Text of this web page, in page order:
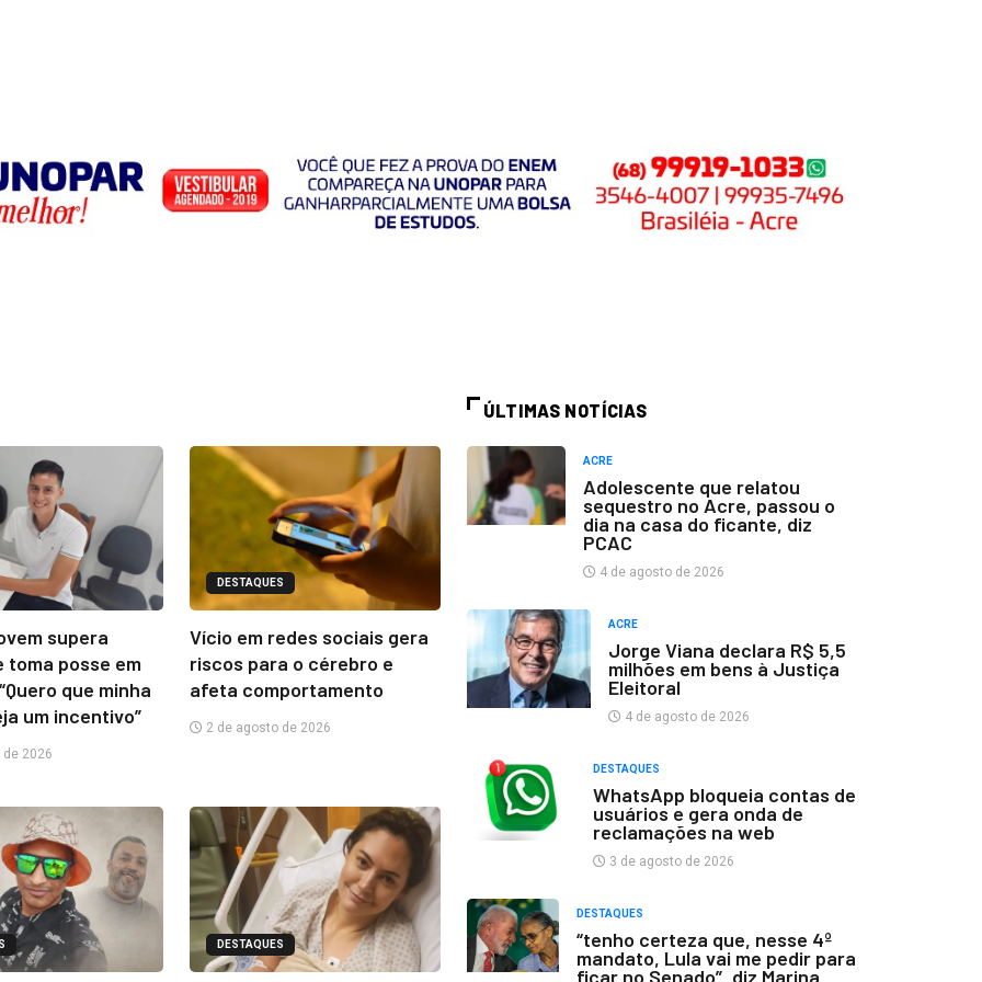
supera
toma posse em
que minha
um incentivo”
2026
DESTAQUES
Vício em redes sociais gera
riscos para o cérebro e
afeta comportamento
2 de agosto de 2026
DESTAQUES
ÚLTIMAS NOTÍCIAS
ACRE
Adolescente que relatou
sequestro no Acre, passou o
dia na casa do ficante, diz
PCAC
4 de agosto de 2026
ACRE
Jorge Viana declara R$ 5,5
milhões em bens à Justiça
Eleitoral
4 de agosto de 2026
DESTAQUES
WhatsApp bloqueia contas de
usuários e gera onda de
reclamações na web
3 de agosto de 2026
DESTAQUES
“tenho certeza que, nesse 4º
mandato, Lula vai me pedir para
ficar no Senado”, diz Marina